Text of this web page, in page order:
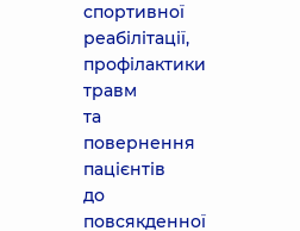
спортивної
реабілітації,
профілактики
травм
та
повернення
пацієнтів
до
повсякденної